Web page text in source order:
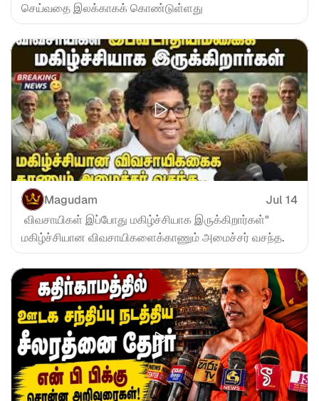
செய்வதை இலக்காகக் கொண்டுள்ளது
Magudam
Jul 14
மகிழ்ச்சியான விவசாயிகளைக்காணும் அமைச்சர் வசந்த.